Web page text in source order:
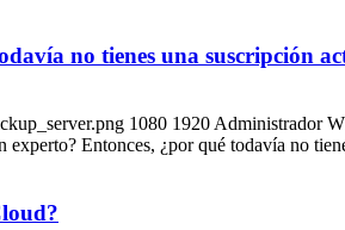
no tienes una suscripción
1080 1920 Administrador
experto? Entonces, ¿por qué todavía no